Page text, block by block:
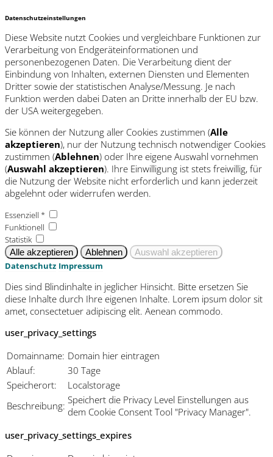
Datenschutzeinstellungen
Diese Website nutzt Cookies und vergleichbare Funktionen zur
Verarbeitung von Endgeräteinformationen und
personenbezogenen Daten. Die Verarbeitung dient der
Einbindung von Inhalten, externen Diensten und Elementen
Dritter sowie der statistischen Analyse/Messung. Je nach
Funktion werden dabei Daten an Dritte innerhalb der EU bzw.
der USA weitergegeben.
Sie können der Nutzung aller Cookies zustimmen (Alle
akzeptieren), nur der Nutzung technisch notwendiger Cookies
zustimmen (Ablehnen) oder Ihre eigene Auswahl vornehmen
(Auswahl akzeptieren). Ihre Einwilligung ist stets freiwillig, für
die Nutzung der Website nicht erforderlich und kann jederzeit
abgelehnt oder widerrufen werden.
Essenziell *
Funktionell
Statistik
Datenschutz Impressum
Dies sind Blindinhalte in jeglicher Hinsicht. Bitte ersetzen Sie
diese Inhalte durch Ihre eigenen Inhalte. Lorem ipsum dolor sit
amet, consectetuer adipiscing elit. Aenean commodo.
user_privacy_settings
Domainname: Domain hier eintragen
Ablauf:
30 Tage
Speicherort:
Localstorage
Beschreibung: Speichert die Privacy Level Einstellungen aus
dem Cookie Consent Tool "Privacy Manager".
user_privacy_settings_expires